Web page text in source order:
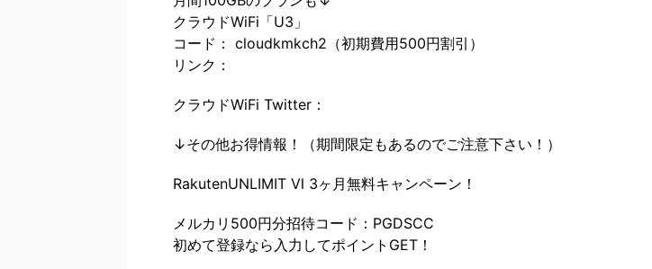
クラウドWiFi「U3」
コード： cloudkmkch2（初期費用500円割引）
リンク：
クラウドWiFi Twitter：
↓その他お得情報！（期間限定もあるのでご注意下さい！）
RakutenUNLIMIT Ⅵ 3ヶ月無料キャンペーン！
メルカリ500円分招待コード：PGDSCC
初めて登録なら入力してポイントGET！